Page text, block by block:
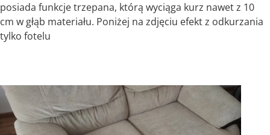
posiada funkcje trzepana, którą wyciąga kurz nawet z 10
cm w głąb materiału. Poniżej na zdjęciu efekt z odkurzania
tylko fotelu